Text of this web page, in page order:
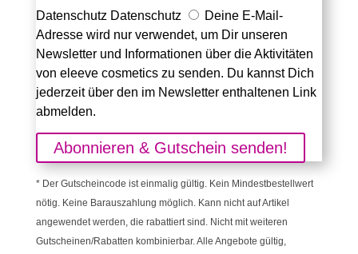
Datenschutz Datenschutz
Deine E-Mail-
Adresse wird nur verwendet, um Dir unseren
Newsletter und Informationen über die Aktivitäten
von eleeve cosmetics zu senden. Du kannst Dich
jederzeit über den im Newsletter enthaltenen Link
abmelden.
Abonnieren & Gutschein senden!
* Der Gutscheincode ist einmalig gültig. Kein Mindestbestellwert
nötig. Keine Barauszahlung möglich. Kann nicht auf Artikel
angewendet werden, die rabattiert sind. Nicht mit weiteren
Gutscheinen/Rabatten kombinierbar. Alle Angebote gültig,